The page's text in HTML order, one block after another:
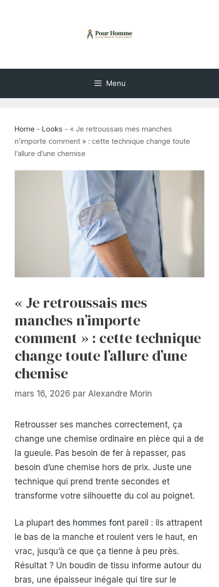
Menu
Home - Looks - « Je retroussais mes manches
n’importe comment » : cette technique change toute
l’allure d’une chemise
« Je retroussais mes
manches n’importe
comment » : cette technique
change toute l’allure d’une
chemise
mars 16, 2026 par Alexandre Morin
Retrousser ses manches correctement, ça
change une chemise ordinaire en pièce qui a de
la gueule. Pas besoin de fer à repasser, pas
besoin d’une chemise hors de prix. Juste une
technique qui prend trente secondes et
transforme votre silhouette du col au poignet.
La plupart des hommes font pareil : ils attrapent
le bas de la manche et roulent vers le haut, en
vrac, jusqu’à ce que ça tienne à peu près.
Résultat ? Un boudin de tissu informe autour du
bras, une épaisseur inégale qui tire sur le